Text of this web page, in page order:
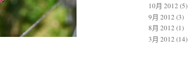
10月 2012 (5)
9月 2012 (3)
8月 2012 (1)
3月 2012 (14)